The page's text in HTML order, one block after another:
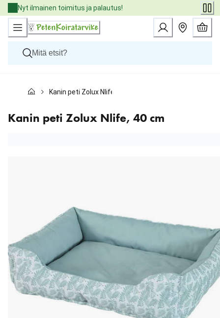
Skip
to
Content
Nyt ilmainen toimitus ja palautus!
Kissat
Eläinlääkäriruoat
Tuotemerkit
Kanin peti Zolux Nlife, 40 cm
Kanin peti Zolux Nlife, 40 cm